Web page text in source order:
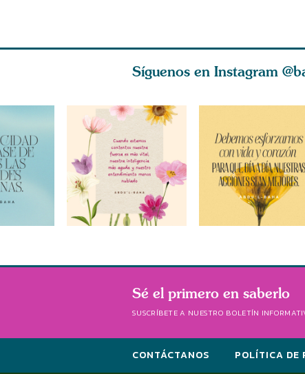
Síguenos en Instagram
Sé el primero en saberlo
SUSCRÍBETE A NUESTRO BOLETÍN
CONTÁCTANOS POLÍTICA DE